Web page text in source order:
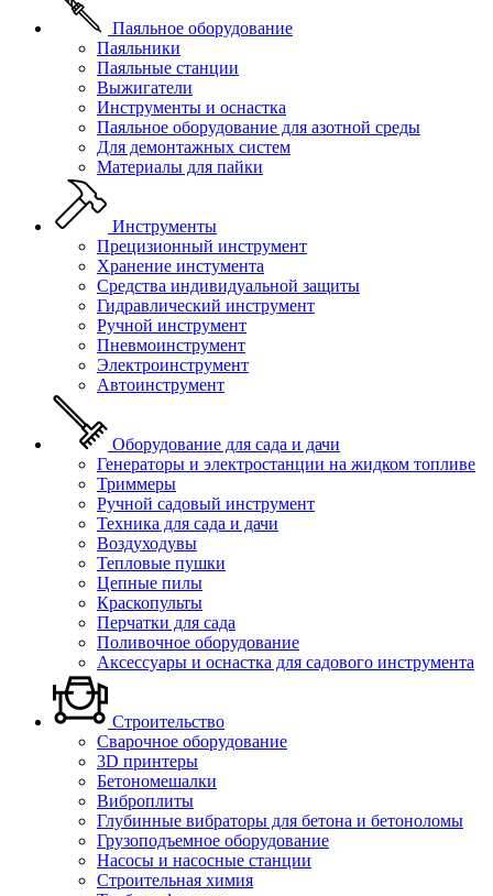
Паяльное оборудование
Паяльники
Паяльные станции
Выжигатели
Инструменты и оснастка
Паяльное оборудование для азотной среды
Для демонтажных систем
Материалы для пайки
Инструменты
Прецизионный инструмент
Хранение инстумента
Средства индивидуальной защиты
Гидравлический инструмент
Ручной инструмент
Пневмоинструмент
Электроинструмент
Автоинструмент
Оборудование для сада и дачи
Генераторы и электростанции на жидком топливе
Триммеры
Ручной садовый инструмент
Техника для сада и дачи
Воздуходувы
Тепловые пушки
Цепные пилы
Краскопульты
Перчатки для сада
Поливочное оборудование
Аксессуары и оснастка для садового инструмента
Строительство
Сварочное оборудование
3D принтеры
Бетономешалки
Виброплиты
Глубинные вибраторы для бетона и бетоноломы
Грузоподъемное оборудование
Насосы и насосные станции
Строительная химия